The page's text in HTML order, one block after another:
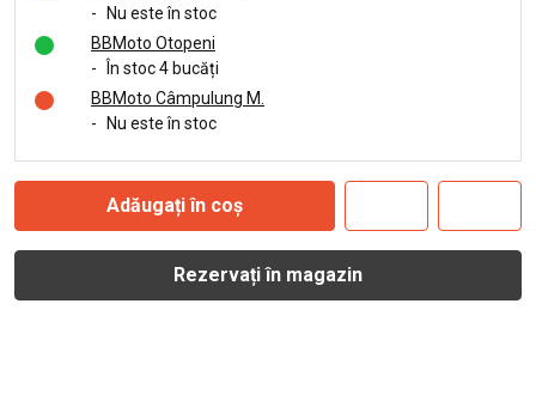
-
Nu este în stoc
BBMoto Otopeni
-
În stoc 4 bucăți
BBMoto Câmpulung M.
-
Nu este în stoc
Adăugați în coș
Rezervați în magazin